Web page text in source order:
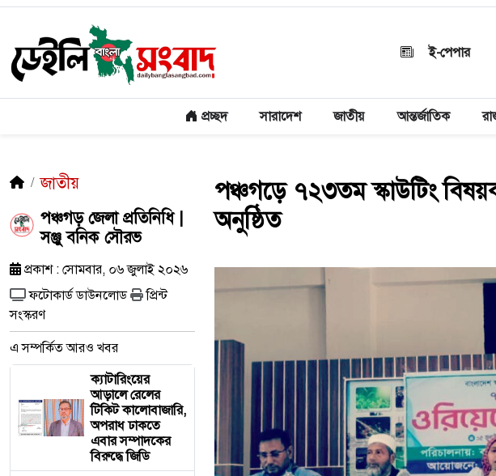
ই-পেপার
প্রচ্ছদ সারাদেশ জাতীয় আন্তর্জাতিক
জাতীয়
পঞ্চগড় জেলা প্রতিনিধি |
সঞ্জু বনিক সৌরভ
প্রকাশ : সোমবার, ০৬ জুলাই ২০২৬
ফটোকার্ড ডাউনলোড
প্রিন্ট
সংস্করণ
এ সম্পর্কিত আরও খবর
ক্যাটারিংয়ের
আড়ালে রেলের
টিকিট কালোবাজারি,
অপরাধ ঢাকতে
এবার সম্পাদকের
বিরুদ্ধে জিডি
পঞ্চগড়ে ৭২৩তম স্কাউটিং
অনুষ্ঠিত